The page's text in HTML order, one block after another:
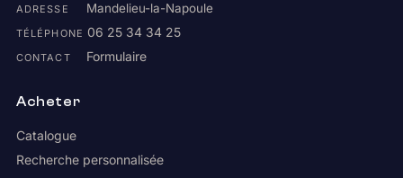
ADRESSE Mandelieu-la-Napoule
TÉLÉPHONE 06 25 34 34 25
CONTACT Formulaire
Acheter
Catalogue
Recherche personnalisée